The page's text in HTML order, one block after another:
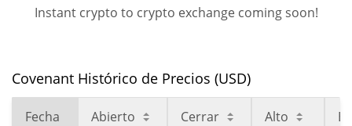
All Time Low
jun. 12, 2026 (1 months ago)
$0,00004378
39.44%
Instant crypto to crypto exchange coming soon!
Covenant Histórico de Precios (USD)
Fecha Abierto Cerrar Alto